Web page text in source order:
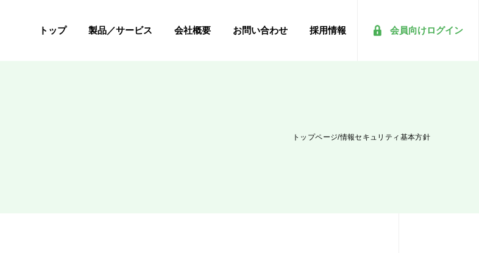
トップ 製品／サービス 会社概要 お問い合わせ 採用情報 会員向けログイン
トップページ/情報セキュリティ基本方針